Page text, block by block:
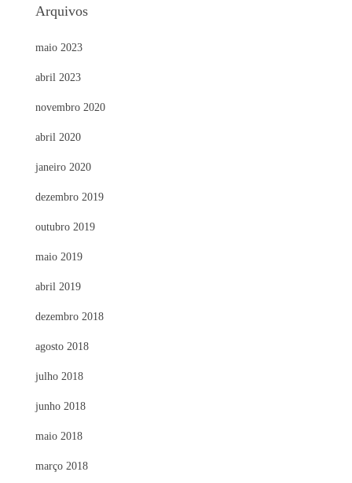
Arquivos
maio 2023
abril 2023
novembro 2020
abril 2020
janeiro 2020
dezembro 2019
outubro 2019
maio 2019
abril 2019
dezembro 2018
agosto 2018
julho 2018
junho 2018
maio 2018
março 2018